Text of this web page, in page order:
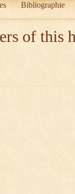
Bibliographie
of this